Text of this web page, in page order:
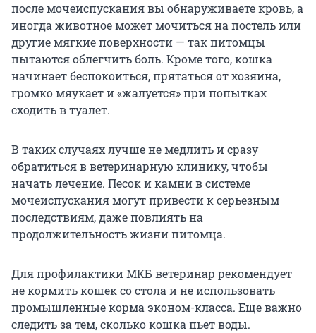
после мочеиспускания вы обнаруживаете кровь, а
иногда животное может мочиться на постель или
другие мягкие поверхности — так питомцы
пытаются облегчить боль. Кроме того, кошка
начинает беспокоиться, прятаться от хозяина,
громко мяукает и «жалуется» при попытках
сходить в туалет.
В таких случаях лучше не медлить и сразу
обратиться в ветеринарную клинику, чтобы
начать лечение. Песок и камни в системе
мочеиспускания могут привести к серьезным
последствиям, даже повлиять на
продолжительность жизни питомца.
Для профилактики МКБ ветеринар рекомендует
не кормить кошек со стола и не использовать
промышленные корма эконом-класса. Еще важно
следить за тем, сколько кошка пьет воды.